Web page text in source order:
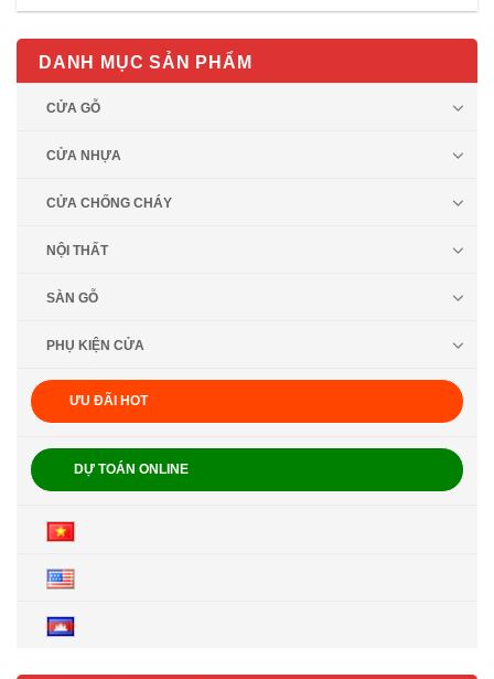
DANH MỤC SẢN PHẨM
CỬA GỖ
CỬA NHỰA
CỬA CHỐNG CHÁY
NỘI THẤT
SÀN GỖ
PHỤ KIỆN CỬA
ƯU ĐÃI HOT
DỰ TOÁN ONLINE